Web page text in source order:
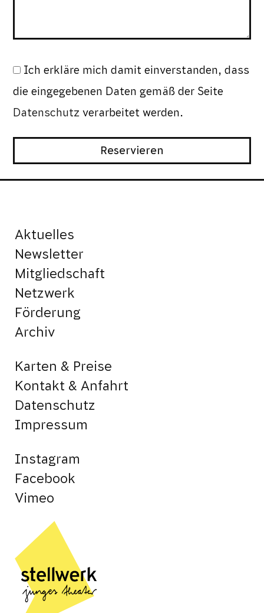
Ich erkläre mich damit einverstanden, dass
die eingegebenen Daten gemäß der Seite
Datenschutz verarbeitet werden.
Aktuelles
Newsletter
Mitgliedschaft
Netzwerk
Förderung
Archiv
Karten & Preise
Kontakt & Anfahrt
Datenschutz
Impressum
Instagram
Facebook
Vimeo